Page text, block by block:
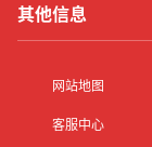
其他信息
网站地图
客服中心